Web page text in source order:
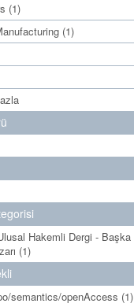
(1)
(1)
Hakemli Dergi - Başka
(1)
semantics/openAccess (1)